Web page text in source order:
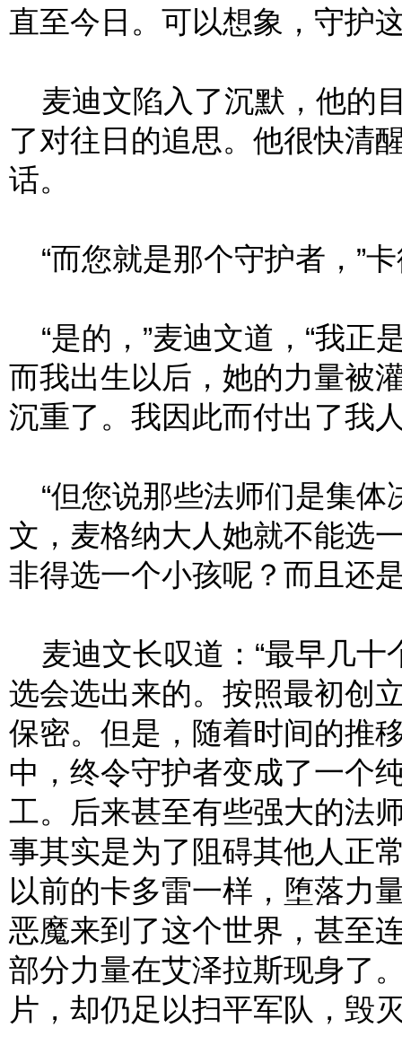
直至今日。可以想象，守护
麦迪文陷入了沉默，他的
了对往日的追思。他很快清
话。
“而您就是那个守护者，”
“是的，”麦迪文道，“我正
而我出生以后，她的力量被
沉重了。我因此而付出了我
“但您说那些法师们是集体
文，麦格纳大人她就不能选
非得选一个小孩呢？而且还
麦迪文长叹道：“最早几十
选会选出来的。按照最初创
保密。但是，随着时间的推
中，终令守护者变成了一个
工。后来甚至有些强大的法
事其实是为了阻碍其他人正
以前的卡多雷一样，堕落力
恶魔来到了这个世界，甚至
部分力量在艾泽拉斯现身了
片，却仍足以扫平军队，